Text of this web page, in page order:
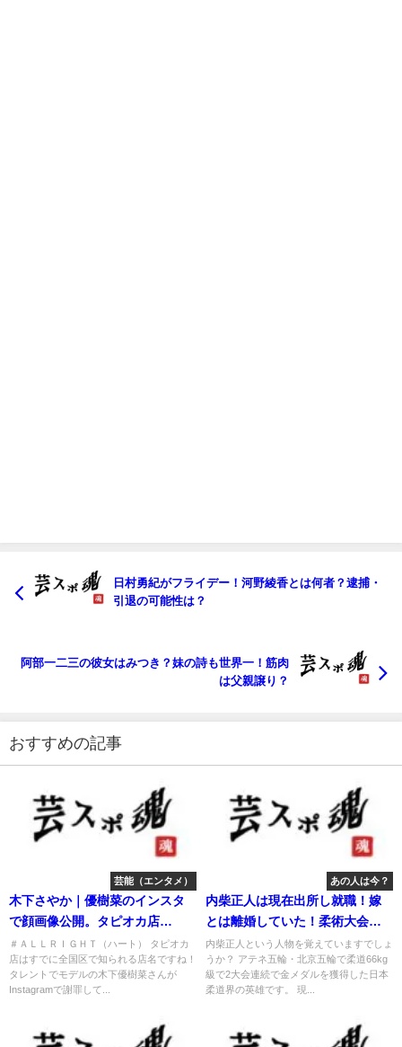
日村勇紀がフライデー！河野綾香とは何者？逮捕・
引退の可能性は？
阿部一二三の彼女はみつき？妹の詩も世界一！筋肉
は父親譲り？
おすすめの記事
芸能（エンタメ）
木下さやか｜優樹菜のインスタ
で顔画像公開。タピオカ店
♯ALLRIGHT
＃ＡＬＬＲＩＧＨＴ（ハート） タピオカ
店はすでに全国区で知られる店名ですね！
タレントでモデルの木下優樹菜さんが
Instagramで謝罪して...
あの人は今？
内柴正人は現在出所し就職！嫁
とは離婚していた！柔術大会出
場！
内柴正人という人物を覚えていますでしょ
うか？ アテネ五輪・北京五輪で柔道66kg
級で2大会連続で金メダルを獲得した日本
柔道界の英雄です。 現...